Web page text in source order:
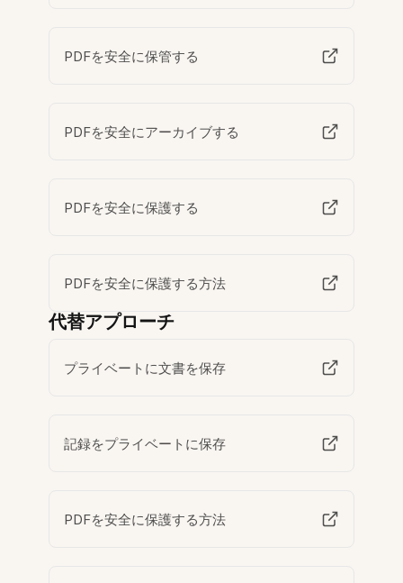
PDFを安全に保管する
PDFを安全にアーカイブする
PDFを安全に保護する
PDFを安全に保護する方法
代替アプローチ
プライベートに文書を保存
記録をプライベートに保存
PDFを安全に保護する方法